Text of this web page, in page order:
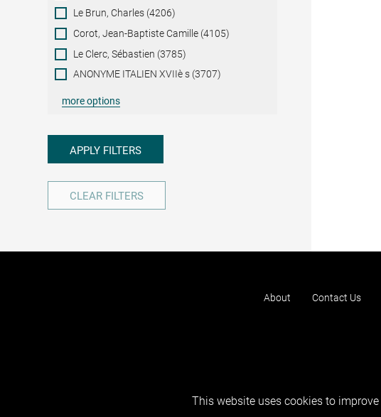
Le Brun, Charles (4206)
Corot, Jean-Baptiste Camille (4105)
Le Clerc, Sébastien (3785)
ANONYME ITALIEN XVIIè s (3707)
more options
APPLY FILTERS
CLEAR FILTERS
About Contact Us
This website uses cookies to